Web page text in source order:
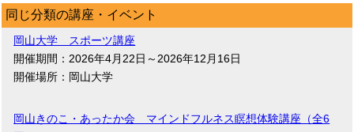
同じ分類の講座・イベント
岡山大学 スポーツ講座
開催期間：2026年4月22日～2026年12月16日
開催場所：岡山大学
岡山きのこ・あったか会 マインドフルネス瞑想体験講座（全6